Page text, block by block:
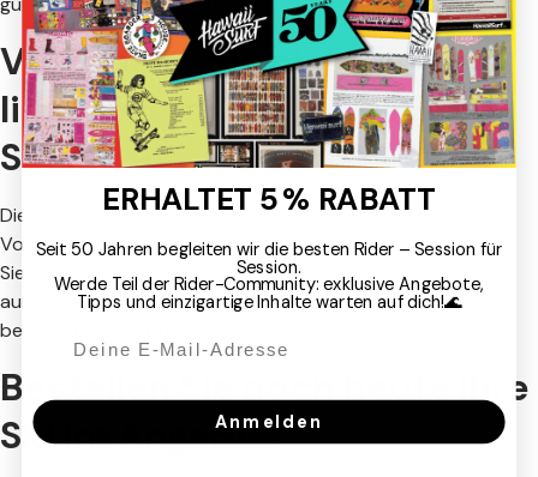
Verpassen Sie nicht unsere
limitierten Angebote für
Skier
Diese Aktionen für die Skier von Faction, Black Crows und
Volkl sind nur für eine begrenzte Zeit verfügbar. Verpassen
Sie nicht die Gelegenheit, hochwertige Skier zu
außergewöhnlichen Preisen zu erwerben. Beeilen Sie sich,
bevor das Angebot endet!
Bestellen Sie noch heute Ihre
Ski im Angebot
ERHALTET 5 % RABATT
Seit 50 Jahren begleiten wir die besten Rider – Session für
Session.
Werde Teil der Rider-Community: exklusive Angebote,
Tipps und einzigartige Inhalte warten auf dich!🌊
Anmelden